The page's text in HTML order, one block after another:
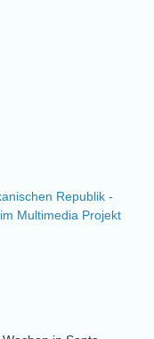
Republik -
Multimedia Projekt